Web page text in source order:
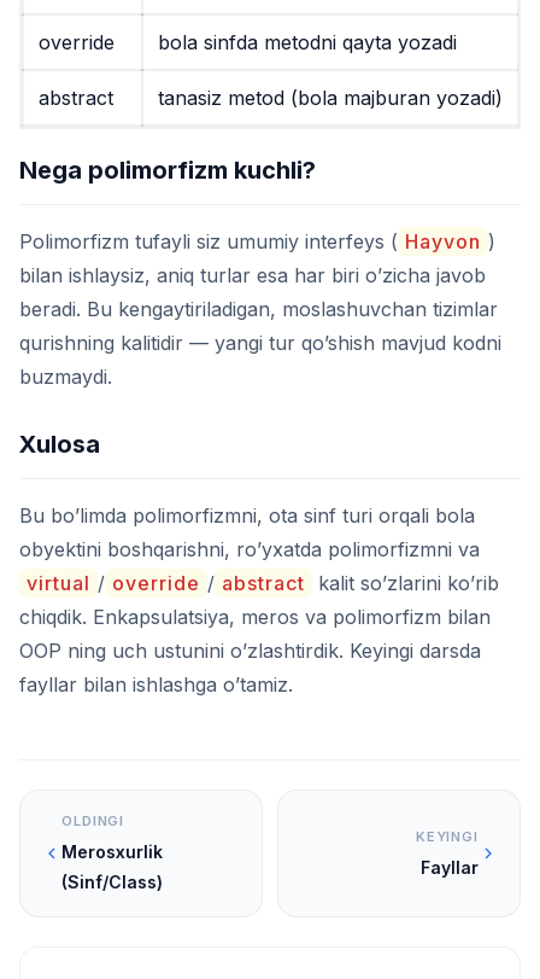
override bola sinfda metodni qayta yozadi
abstract tanasiz metod (bola majburan yozadi)
Nega polimorfizm kuchli?
Polimorfizm tufayli siz umumiy interfeys ( Hayvon )
bilan ishlaysiz, aniq turlar esa har biri o’zicha javob
beradi. Bu kengaytiriladigan, moslashuvchan tizimlar
qurishning kalitidir — yangi tur qo’shish mavjud kodni
buzmaydi.
Xulosa
Bu bo’limda polimorfizmni, ota sinf turi orqali bola
obyektini boshqarishni, ro’yxatda polimorfizmni va
virtual / override / abstract
kalit so’zlarini ko’rib
chiqdik. Enkapsulatsiya, meros va polimorfizm bilan
OOP ning uch ustunini o’zlashtirdik. Keyingi darsda
fayllar bilan ishlashga o’tamiz.
OLDINGI
Merosxurlik
(Sinf/Class)
KEYINGI
Fayllar